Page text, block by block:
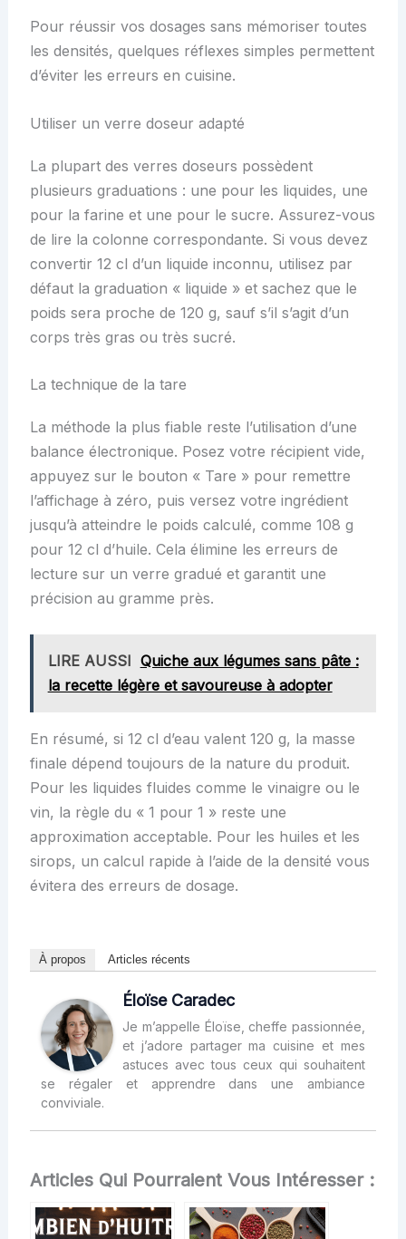
Pour réussir vos dosages sans mémoriser toutes
les densités, quelques réflexes simples permettent
d’éviter les erreurs en cuisine.
Utiliser un verre doseur adapté
La plupart des verres doseurs possèdent
plusieurs graduations : une pour les liquides, une
pour la farine et une pour le sucre. Assurez-vous
de lire la colonne correspondante. Si vous devez
convertir 12 cl d’un liquide inconnu, utilisez par
défaut la graduation « liquide » et sachez que le
poids sera proche de 120 g, sauf s’il s’agit d’un
corps très gras ou très sucré.
La technique de la tare
La méthode la plus fiable reste l’utilisation d’une
balance électronique. Posez votre récipient vide,
appuyez sur le bouton « Tare » pour remettre
l’affichage à zéro, puis versez votre ingrédient
jusqu’à atteindre le poids calculé, comme 108 g
pour 12 cl d’huile. Cela élimine les erreurs de
lecture sur un verre gradué et garantit une
précision au gramme près.
LIRE AUSSI Quiche aux légumes sans pâte :
la recette légère et savoureuse à adopter
En résumé, si 12 cl d’eau valent 120 g, la masse
finale dépend toujours de la nature du produit.
Pour les liquides fluides comme le vinaigre ou le
vin, la règle du « 1 pour 1 » reste une
approximation acceptable. Pour les huiles et les
sirops, un calcul rapide à l’aide de la densité vous
évitera des erreurs de dosage.
À propos Articles récents
Éloïse Caradec
Je m’appelle Éloïse, cheffe passionnée,
et j’adore partager ma cuisine et mes
astuces avec tous ceux qui souhaitent
se régaler et apprendre dans une ambiance
conviviale.
Articles Qui Pourraient Vous Intéresser :